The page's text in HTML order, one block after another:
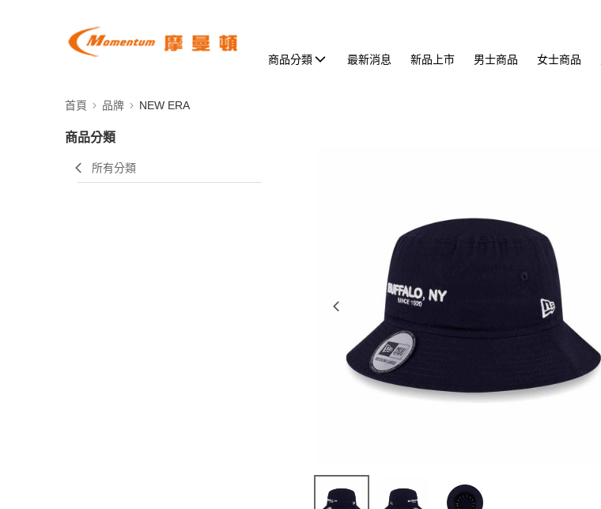
商品分類 最新消息 新品上市 男士商品 女士商品
首頁 品牌 NEW ERA
商品分類
所有分類